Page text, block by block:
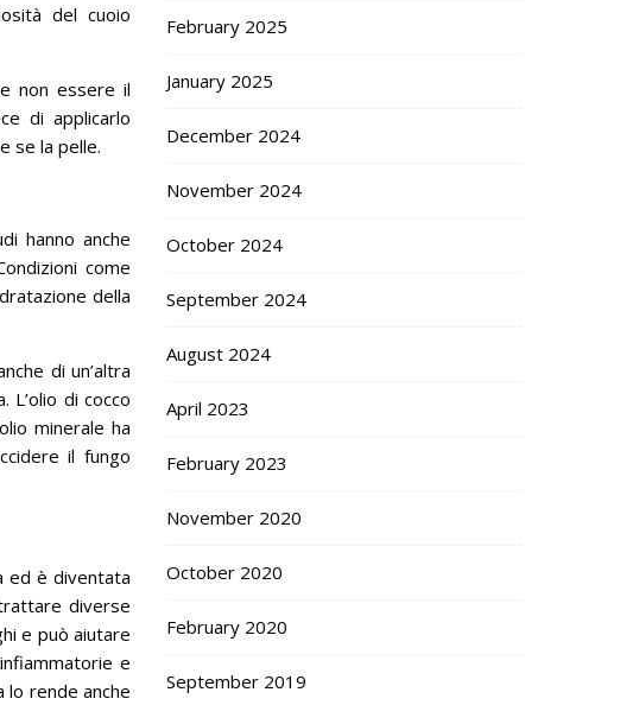
del cuoio
non essere il
di applicarlo
se la pelle.
hanno anche
come
della
di un’altra
L’olio di cocco
minerale ha
il fungo
ed è diventata
diverse
e può aiutare
e
lo rende anche
February 2025
January 2025
December 2024
November 2024
October 2024
September 2024
August 2024
April 2023
February 2023
November 2020
October 2020
February 2020
September 2019